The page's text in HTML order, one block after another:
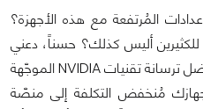
المُرتفعة مع هذه الأجهزة؟
أليس كذلك؟ حسناً، دعني
أُخبرك أن هذا أصبح الآن مُمكن بفضل ترسانة تقنيات NVIDIA الموجّهة
مُنخفض التكلفة إلى منصّة